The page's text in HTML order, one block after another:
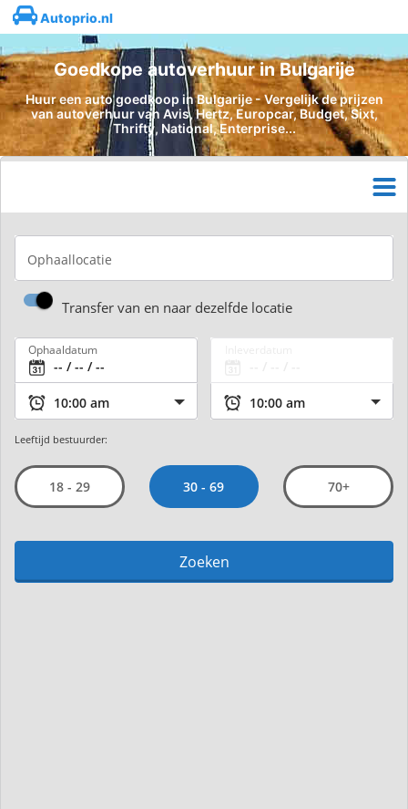
Autoprio.nl
Goedkope autoverhuur in Bulgarije
Huur een auto goedkoop in Bulgarije - Vergelijk de prijzen
van autoverhuur van Avis, Hertz, Europcar, Budget, Sixt,
Thrifty, National, Enterprise...
Ophaallocatie
Transfer van en naar dezelfde locatie
Ophaaldatum
Leeftijd bestuurder:
18 - 29 30 - 69 70+
Zoeken